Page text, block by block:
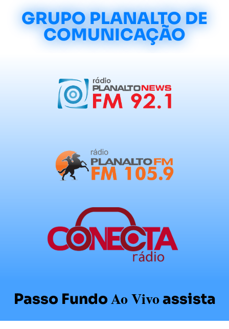
GRUPO PLANALTO DE
COMUNICAÇÃO
Passo FundoAo Vivoassista